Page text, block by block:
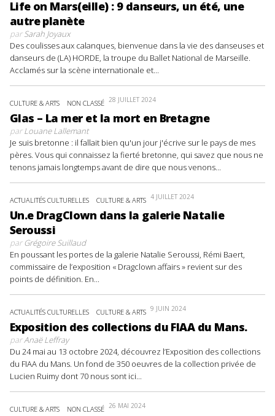
Life on Mars(eille) : 9 danseurs, un été, une
autre planète
parSarah Joyaux
Des coulisses aux calanques, bienvenue dans la vie des danseuses et
danseurs de (LA) HORDE, la troupe du Ballet National de Marseille.
Acclamés sur la scène internationale et...
CULTURE & ARTS NON CLASSÉ 28 JUILLET 2024
Glas – La mer et la mort en Bretagne
parLouane Lallemant
Je suis bretonne : il fallait bien qu'un jour j'écrive sur le pays de mes
pères. Vous qui connaissez la fierté bretonne, qui savez que nous ne
tenons jamais longtemps avant de dire que nous venons...
ACTUALITÉS CULTURELLES CULTURE & ARTS 4 JUILLET 2024
Un.e DragClown dans la galerie Natalie
Seroussi
parGrégoire Suillaud
En poussant les portes de la galerie Natalie Seroussi, Rémi Baert,
commissaire de l’exposition « Dragclown affairs » revient sur des
points de définition. En...
ACTUALITÉS CULTURELLES CULTURE & ARTS 9 JUIN 2024
Exposition des collections du FIAA du Mans.
parAnaë Leffray
Du 24 mai au 13 octobre 2024, découvrez l’Exposition des collections
du FIAA du Mans. Un fond de 350 oeuvres de la collection privée de
Lucien Ruimy dont 70 nous sont ici...
CULTURE & ARTS NON CLASSÉ 26 MAI 2024